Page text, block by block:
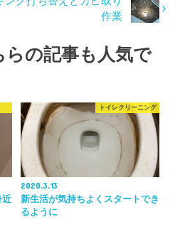
作業
らの記事も人気で
近
トイレクリーニング
2020.3.13
新生活が気持ちよくスタートでき
るように